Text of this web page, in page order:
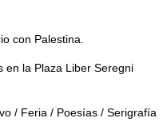
con Palestina.
en la Plaza Liber Seregni
/ Feria / Poesías / Serigrafía